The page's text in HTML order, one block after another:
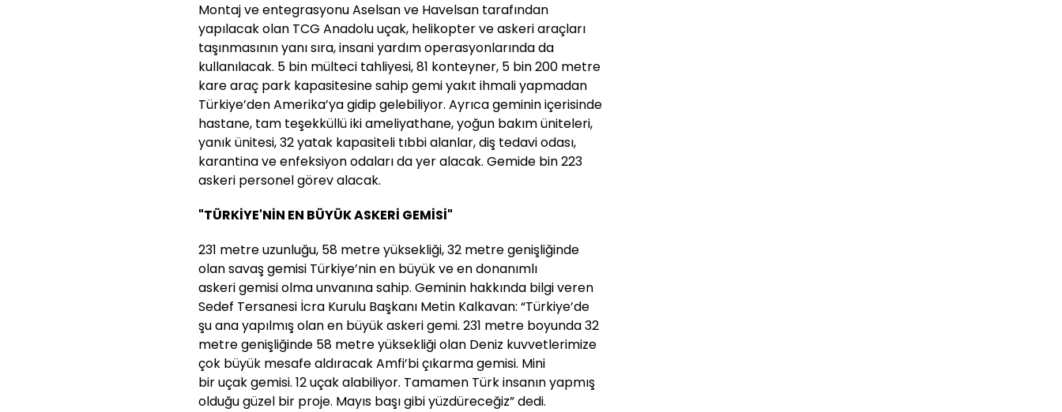
Montaj ve entegrasyonu Aselsan ve Havelsan tarafından
yapılacak olan TCG Anadolu uçak, helikopter ve askeri araçları
taşınmasının yanı sıra, insani yardım operasyonlarında da
kullanılacak. 5 bin mülteci tahliyesi, 81 konteyner, 5 bin 200 metre
kare araç park kapasitesine sahip gemi yakıt ihmali yapmadan
Türkiye’den Amerika’ya gidip gelebiliyor. Ayrıca geminin içerisinde
hastane, tam teşekküllü iki ameliyathane, yoğun bakım üniteleri,
yanık ünitesi, 32 yatak kapasiteli tıbbi alanlar, diş tedavi odası,
karantina ve enfeksiyon odaları da yer alacak. Gemide bin 223
askeri personel görev alacak.
"TÜRKİYE'NİN EN BÜYÜK ASKERİ GEMİSİ"
231 metre uzunluğu, 58 metre yüksekliği, 32 metre genişliğinde
olan savaş gemisi Türkiye’nin en büyük ve en donanımlı
askeri gemisi olma unvanına sahip. Geminin hakkında bilgi veren
Sedef Tersanesi İcra Kurulu Başkanı Metin Kalkavan: “Türkiye’de
şu ana yapılmış olan en büyük askeri gemi. 231 metre boyunda 32
metre genişliğinde 58 metre yüksekliği olan Deniz kuvvetlerimize
çok büyük mesafe aldıracak Amfi’bi çıkarma gemisi. Mini
bir uçak gemisi. 12 uçak alabiliyor. Tamamen Türk insanın yapmış
olduğu güzel bir proje. Mayıs başı gibi yüzdüreceğiz” dedi.